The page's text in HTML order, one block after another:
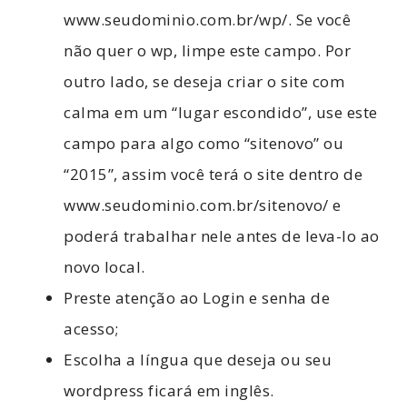
www.seudominio.com.br/wp/. Se você
não quer o wp, limpe este campo. Por
outro lado, se deseja criar o site com
calma em um “lugar escondido”, use este
campo para algo como “sitenovo” ou
“2015”, assim você terá o site dentro de
www.seudominio.com.br/sitenovo/ e
poderá trabalhar nele antes de leva-lo ao
novo local.
Preste atenção ao Login e senha de
acesso;
Escolha a língua que deseja ou seu
wordpress ficará em inglês.